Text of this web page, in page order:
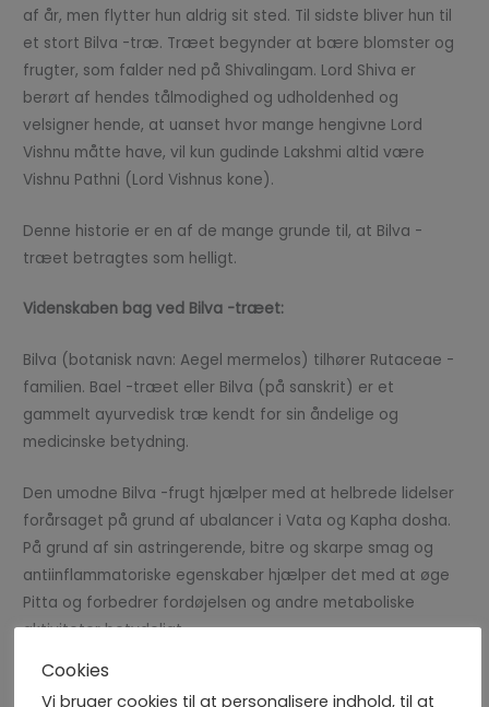
af år, men flytter hun aldrig sit sted. Til sidste bliver hun til
et stort Bilva -træ. Træet begynder at bære blomster og
frugter, som falder ned på Shivalingam. Lord Shiva er
berørt af hendes tålmodighed og udholdenhed og
velsigner hende, at uanset hvor mange hengivne Lord
Vishnu måtte have, vil kun gudinde Lakshmi altid være
Vishnu Pathni (Lord Vishnus kone).
Denne historie er en af ​​de mange grunde til, at Bilva -
træet betragtes som helligt.
Videnskaben bag ved Bilva -træet:
Bilva (botanisk navn: Aegel mermelos) tilhører Rutaceae -
familien. Bael -træet eller Bilva (på sanskrit) er et
gammelt ayurvedisk træ kendt for sin åndelige og
medicinske betydning.
Den umodne Bilva -frugt hjælper med at helbrede lidelser
forårsaget på grund af ubalancer i Vata og Kapha dosha.
På grund af sin astringerende, bitre og skarpe smag og
antiinflammatoriske egenskaber hjælper det med at øge
Pitta og forbedrer fordøjelsen og andre metaboliske
aktiviteter betydeligt.
Bilva er antiinflammatorisk og er kendt for at hjælpe
Cookies
Vi bruger cookies til at personalisere indhold, til at